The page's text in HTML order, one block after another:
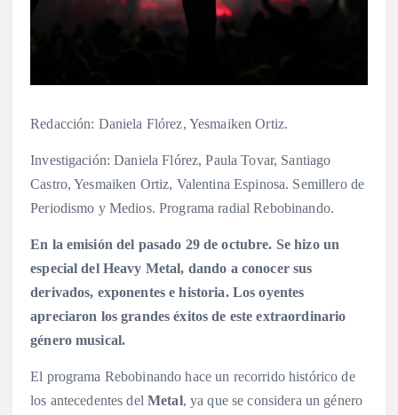
Redacción: Daniela Flórez, Yesmaiken Ortiz.
Investigación: Daniela Flórez, Paula Tovar, Santiago
Castro, Yesmaiken Ortiz, Valentina Espinosa. Semillero de
Periodismo y Medios. Programa radial Rebobinando.
En la emisión del pasado 29 de octubre. Se hizo un
especial del Heavy Metal, dando a conocer sus
derivados, exponentes e historia. Los oyentes
apreciaron los grandes éxitos de este extraordinario
género musical.
El programa Rebobinando hace un recorrido histórico de
los antecedentes delMetal, ya que se considera un género